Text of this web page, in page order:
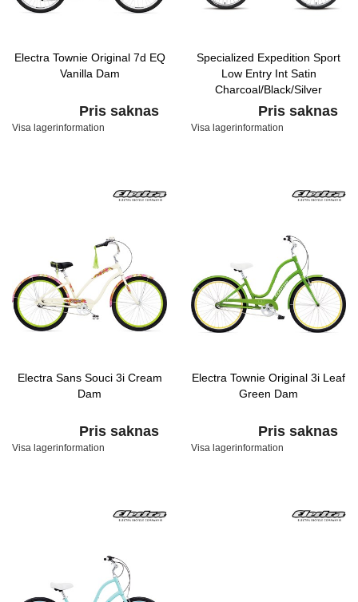
Electra Townie Original 7d EQ
Vanilla Dam
Pris saknas
Visa lagerinformation
Specialized Expedition Sport
Low Entry Int Satin
Charcoal/Black/Silver
Pris saknas
Visa lagerinformation
Electra Sans Souci 3i Cream
Dam
Pris saknas
Visa lagerinformation
Electra Townie Original 3i Leaf
Green Dam
Pris saknas
Visa lagerinformation